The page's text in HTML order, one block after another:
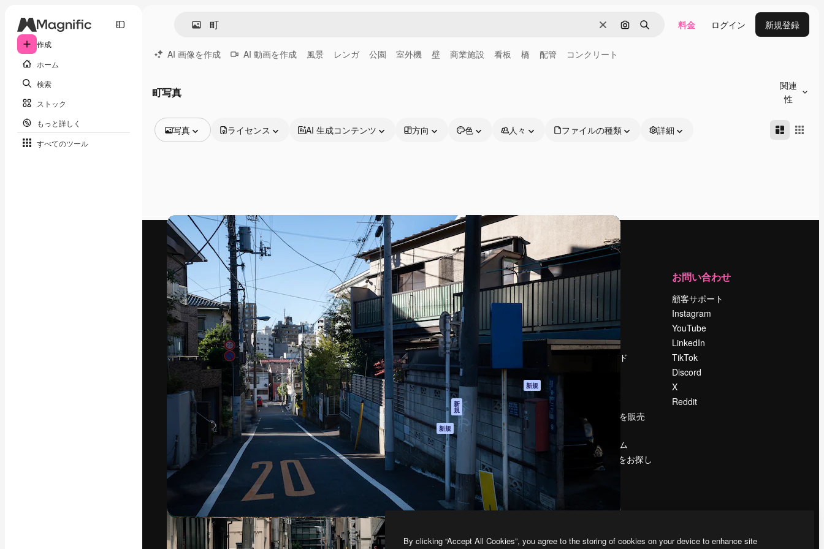
作成
ホーム
検索
ストック
もっと詳しく
すべてのツール
消去 画像で検索
検索 料金 ログイン 新規登録
AI 画像を作成 AI 動画を作成 風景 レンガ 公園 室外機 壁 商業施設 看板 橋 配管 コンクリート
町写真
関連
性
写真
動画
映像素材
モーショングラフィックス
動画テンプレート
アイコン
3D モデル
フォント
ライセンス AI 生成コンテンツ 方向 色 人々 ファイルの種類 詳細
最高のクリエイティブ制作を導くためのプラ
ットフォーム。クリエイター、企業、代理
店、スタジオを含む100万人以上が利用して
います。
日本語
製品
Spaces
AI アシスタント
AI 画像生成ツール
AI 動画生成ツール
AI 音声合成ツール
ストックコンテン
ツ
Claude/ChatGPT
向けMCP
新
規
エージェント 新規
API
モバイルアプリ
すべてのMagnificツ
ール
はじめに
Academy
ドキュメント
サポート
利用規約
シー
オリジナル 新規
クッキーポリシー
トラストセンター
アフィリエイト
法人向け
運営
Reviews
採用情報
検索トレンド
コンテンツを販売
する
プレスルーム
magnific.aiをお探し
ですか？
お問い合わせ
顧客サポート
Instagram
YouTube
LinkedIn
TikTok
Discord
X
Reddit
Copyright © 2010- 2026Freepik Company S.L.U. 無断複写・転載を禁じます
By clicking “Accept All Cookies”, you agree to the storing of cookies on your device to enhance site